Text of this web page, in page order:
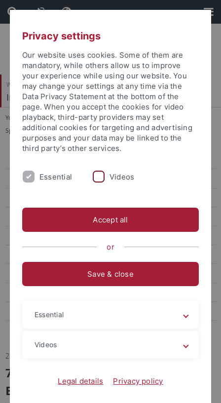
Skip
to
content
Skip
to
footer
Wirtschafts- und Sozialwissenschaftliche Fakultät
Institut für Sportwissenschaft
You are here: Startseite
...
Sportökonomik, Sportmanagement und Sportpublizistik
Team
Biomechanik, Bewegungs- und Trainingswissenschaft
Bildungs- und Gesundheitsforschung im Sport
28.11.2019
7. ARD Forum Sport beim RBB in
Berlin
Privacy settings
Our website uses cookies. Some of them are
mandatory, while others allow us to improve
your experience while using our website. You
may change your settings at any time via the
Data Privacy Statement at the bottom of the
page. When you accept the cookies for video
playback, third-party providers may set
additional cookies for targeting and advertising
purposes and your data may be linked to the
third party’s other services.
Essential Videos
Accept all
or
Save & close
Essential
Videos
Legal details Privacy policy